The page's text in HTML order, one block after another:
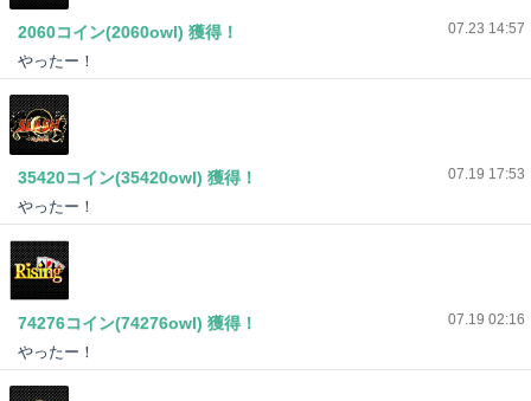
1ライン
07.23 14:57
2060コイン(2060owl) 獲得！
やったー！
07.19 17:53
35420コイン(35420owl) 獲得！
やったー！
07.19 02:16
74276コイン(74276owl) 獲得！
やったー！